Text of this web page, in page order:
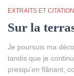
EXTRAITS ET
Sur la
Je poursuis ma
tandis que je
presqu’en flânant,